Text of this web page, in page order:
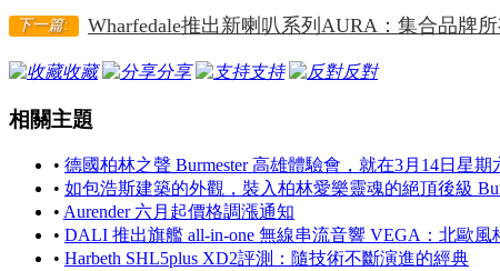
下一篇: Wharfedale推出新喇叭系列AURA：集合品牌
收藏 分享 支持 反對
相關主題
• 德國柏林之聲 Burmester 高雄體驗會，就在3月14日星
• 如包浩斯建築的外觀，裝入柏林愛樂靈魂的絕頂後級
• Aurender 六月起價格調漲通知
• DALI 推出旗艦 all-in-one 無線串流音響 VEGA：北歐
• Harbeth SHL5plus XD2評測：隨技術不斷演進的經典